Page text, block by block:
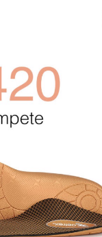
Flat/Low Arch
thiết kế cho lối